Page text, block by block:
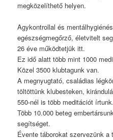
megközelíthető helyen.
Agykontrollal és
egészségmegőrző, életvitelt
26 éve működtetjük itt.
Ez idő alatt több mint 1000
Közel 3500 klubtagunk van.
A megnyugtató, családias
töltöttünk klubesteken,
550-nél is több meditációt írtunk.
Több 10.000 beteg
segítséget.
Évente táborokat szervezünk